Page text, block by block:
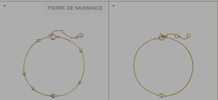
PIERRE DE NAISSANCE